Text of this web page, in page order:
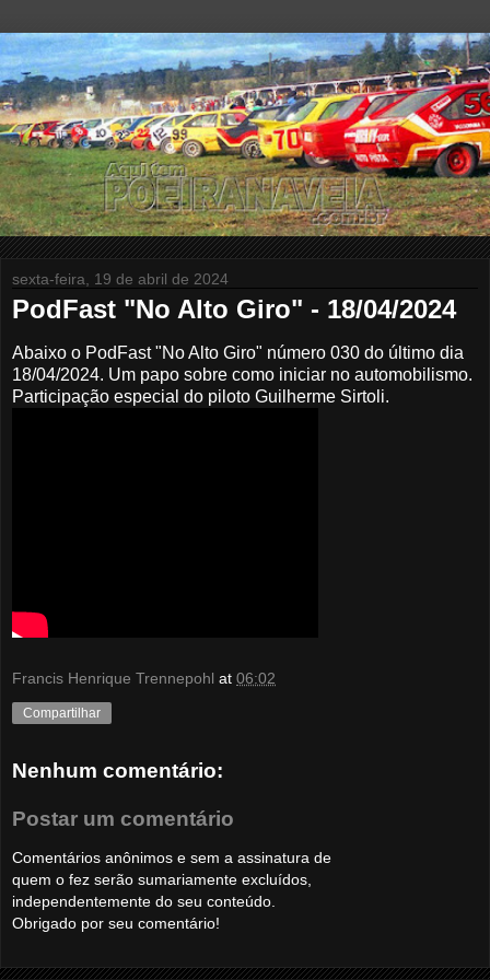
sexta-feira, 19 de abril de 2024
PodFast "No Alto Giro" - 18/04/2024
Abaixo o PodFast "No Alto Giro" número 030 do último dia
18/04/2024. Um papo sobre como iniciar no automobilismo.
Participação especial do piloto Guilherme Sirtoli.
Francis Henrique Trennepohl at 06:02
Compartilhar
Nenhum comentário:
Postar um comentário
Comentários anônimos e sem a assinatura de
quem o fez serão sumariamente excluídos,
independentemente do seu conteúdo.
Obrigado por seu comentário!